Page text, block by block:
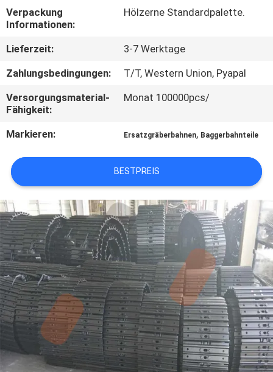
NACHRICHTEN
FORDERN
ZITAT
PRIVACY
POLICY
Verpackung
Informationen:
Hölzerne Standardpalette.
Lieferzeit:
3-7 Werktage
Zahlungsbedingungen:
T/T, Western Union, Pyapal
Versorgungsmaterial-
Fähigkeit:
Monat 100000pcs/
Markieren: Ersatzgräberbahnen, Baggerbahnteile
BESTPREIS